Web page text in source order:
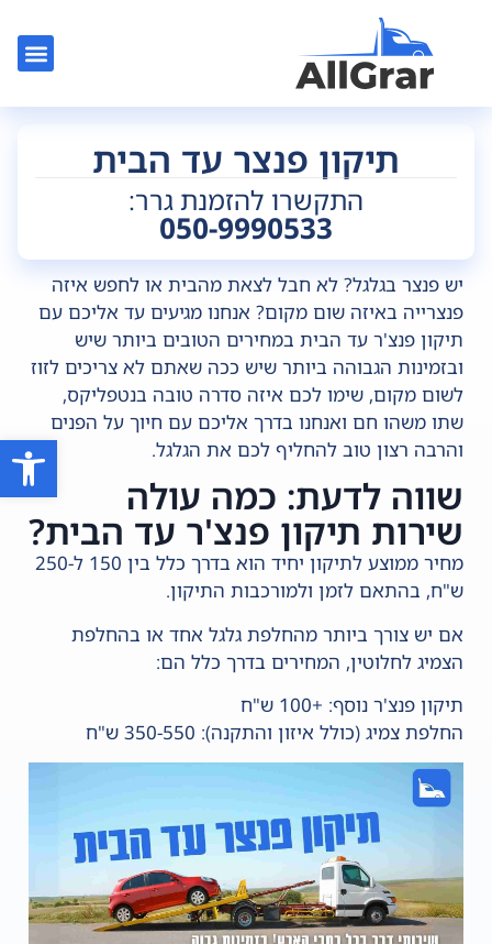
תיקון פנצר עד הבית
התקשרו להזמנת גרר:
050-9990533
יש פנצר בגלגל? לא חבל לצאת מהבית או לחפש איזה
פנצרייה באיזה שום מקום? אנחנו מגיעים עד אליכם עם
תיקון פנצ'ר עד הבית במחירים הטובים ביותר שיש
ובזמינות הגבוהה ביותר שיש ככה שאתם לא צריכים לזוז
לשום מקום, שימו לכם איזה סדרה טובה בנטפליקס,
שתו משהו חם ואנחנו בדרך אליכם עם חיוך על הפנים
והרבה רצון טוב להחליף לכם את הגלגל.
שווה לדעת: כמה עולה
שירות תיקון פנצ'ר עד הבית?
מחיר ממוצע לתיקון יחיד הוא בדרך כלל בין 150 ל-250
ש"ח, בהתאם לזמן ולמורכבות התיקון.
אם יש צורך ביותר מהחלפת גלגל אחד או בהחלפת
הצמיג לחלוטין, המחירים בדרך כלל הם:
תיקון פנצ'ר נוסף: +100 ש"ח
החלפת צמיג (כולל איזון והתקנה): 350-550 ש"ח
פתח